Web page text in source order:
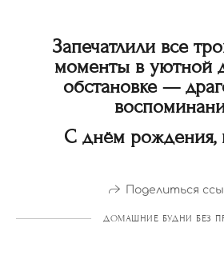
Запечатлили все
моменты в уютной
обстановке —
С днём
Поделиться
ДОМАШНИЕ БУДНИ БЕЗ